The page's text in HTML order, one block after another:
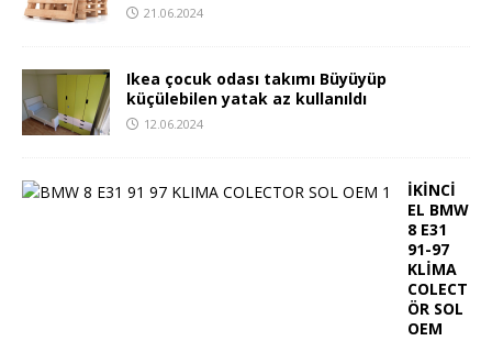
21.06.2024
Ikea çocuk odası takımı Büyüyüp
küçülebilen yatak az kullanıldı
12.06.2024
İKİNCİ
EL BMW
8 E31
91-97
KLİMA
COLECT
ÖR SOL
OEM